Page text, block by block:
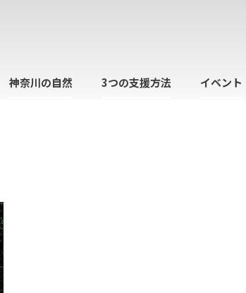
神奈川の自然 3つの支援方法 イベント